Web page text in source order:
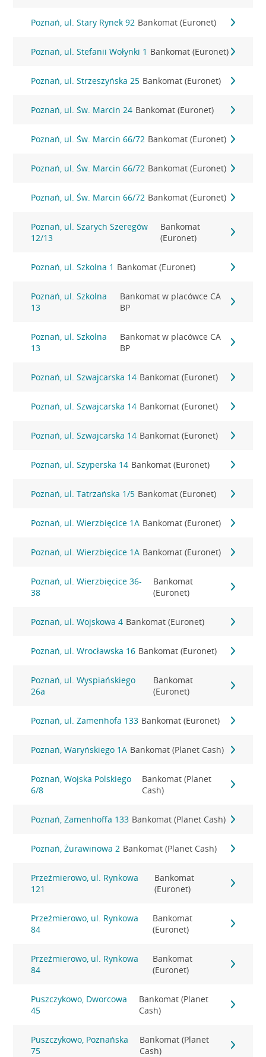
Poznań, ul. Stary Rynek 92 Bankomat (Euronet)
Poznań, ul. Stefanii Wołynki 1 Bankomat (Euronet)
Poznań, ul. Strzeszyńska 25 Bankomat (Euronet)
Poznań, ul. Św. Marcin 24 Bankomat (Euronet)
Poznań, ul. Św. Marcin 66/72 Bankomat (Euronet)
Poznań, ul. Św. Marcin 66/72 Bankomat (Euronet)
Poznań, ul. Św. Marcin 66/72 Bankomat (Euronet)
Poznań, ul. Szarych Szeregów
12/13
Bankomat
(Euronet)
Poznań, ul. Szkolna 1 Bankomat (Euronet)
Poznań, ul. Szkolna
13
Bankomat w placówce CA
BP
Poznań, ul. Szkolna
13
Bankomat w placówce CA
BP
Poznań, ul. Szwajcarska 14 Bankomat (Euronet)
Poznań, ul. Szwajcarska 14 Bankomat (Euronet)
Poznań, ul. Szwajcarska 14 Bankomat (Euronet)
Poznań, ul. Szyperska 14 Bankomat (Euronet)
Poznań, ul. Tatrzańska 1/5 Bankomat (Euronet)
Poznań, ul. Wierzbięcice 1A Bankomat (Euronet)
Poznań, ul. Wierzbięcice 1A Bankomat (Euronet)
Poznań, ul. Wierzbięcice 36-
38
Bankomat
(Euronet)
Poznań, ul. Wojskowa 4 Bankomat (Euronet)
Poznań, ul. Wrocławska 16 Bankomat (Euronet)
Poznań, ul. Wyspiańskiego
26a
Bankomat
(Euronet)
Poznań, ul. Zamenhofa 133 Bankomat (Euronet)
Poznań, Waryńskiego 1A Bankomat (Planet Cash)
Poznań, Wojska Polskiego
6/8
Bankomat (Planet
Cash)
Poznań, Zamenhoffa 133 Bankomat (Planet Cash)
Poznań, Żurawinowa 2 Bankomat (Planet Cash)
Przeźmierowo, ul. Rynkowa
121
Bankomat
(Euronet)
Przeźmierowo, ul. Rynkowa
84
Bankomat
(Euronet)
Przeźmierowo, ul. Rynkowa
84
Bankomat
(Euronet)
Puszczykowo, Dworcowa
45
Bankomat (Planet
Cash)
Puszczykowo, Poznańska
75
Bankomat (Planet
Cash)